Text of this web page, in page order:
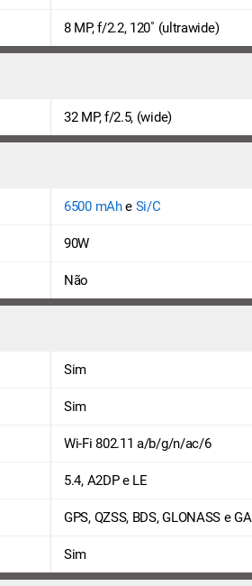
8 MP, f/2.2, 120˚ (ultrawide)
32 MP, f/2.5, (wide)
6500 mAhe Si/C
90W
Não
Sim
Sim
Wi-Fi 802.11 a/b/g/n/ac/6
5.4, A2DP e LE
GPS, QZSS, BDS, GLONASS e
Sim